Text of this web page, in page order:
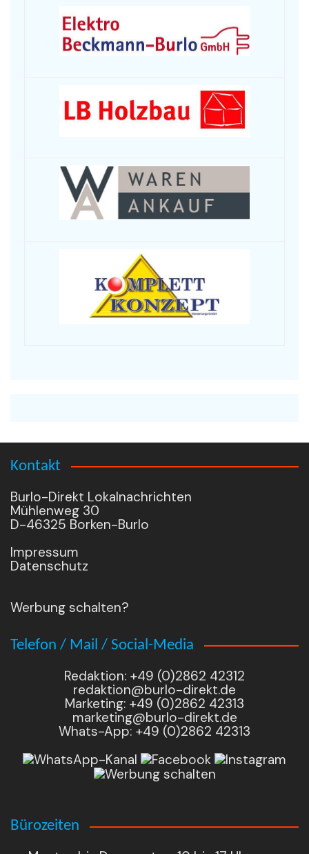
Kontakt
Burlo-Direkt Lokalnachrichten
Mühlenweg 30
D-46325 Borken-Burlo
Impressum
Datenschutz
Werbung schalten?
Telefon / Mail / Social-Media
Redaktion: +49 (0)2862 42312
redaktion@burlo-direkt.de
Marketing: +49 (0)2862 42313
marketing@burlo-direkt.de
Whats-App: +49 (0)2862 42313
Bürozeiten